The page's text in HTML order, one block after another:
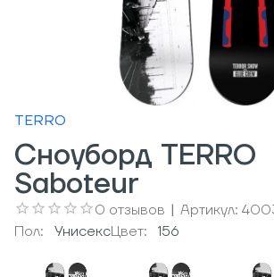
TERRO
Сноуборд TERRO
Saboteur
0 отзывов | Артикул:
Пол:
УнисексЦвет: 156